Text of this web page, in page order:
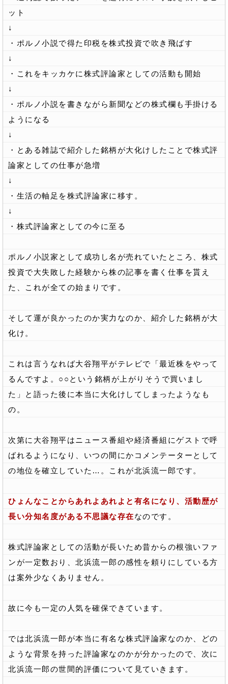
ット
↓
・ポルノ小説で得た印税を株式投資で吹き飛ばす
↓
・これをキッカケに株式評論家としての活動も開始
↓
・ポルノ小説を書きながら新聞などの株式欄も手掛ける
ようになる
↓
・とある雑誌で紹介した銘柄が大化けしたことで株式評
論家としての仕事が急増
↓
・生活の軸足を株式評論家に移す。
↓
・株式評論家としての今に至る
ポルノ小説家として成功し名が売れていたところ、株式
投資で大失敗した経験から株の記事を書く仕事を貰え
た、これが全ての始まりです。
そして運が良かったのか実力なのか、紹介した銘柄が大
化け。
これは言うなれば大谷翔平がテレビで「最近株をやって
るんですよ。○○という銘柄が上がりそうで買いまし
た」と語った後に本当に大化けしてしまったようなも
の。
次第に大谷翔平はニュース番組や経済番組にゲストで呼
ばれるようになり、いつの間にかコメンテーターとして
の地位を確立していた…。これが北浜流一郎です。
ひょんなことからあれよあれよと有名になり、活動歴が
長い分知名度がある不思議な存在なのです。
株式評論家としての活動が長いため昔からの根強いファ
ンが一定数おり、北浜流一郎の感性を頼りにしている方
は案外少なくありません。
故に今も一定の人気を確保できています。
では北浜流一郎が本当に有名な株式評論家なのか、どの
ような背景を持った評論家なのかが分かったので、次に
北浜流一郎の世間的評価について見ていきます。